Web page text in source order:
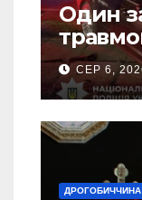
Один
ДТП на
СЕР 6,
ДРОГОБИЧЧИНА